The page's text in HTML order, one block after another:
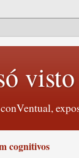
visto
cognitivos